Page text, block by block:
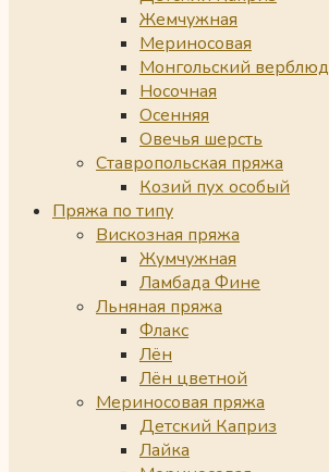
Жемчужная
Мериносовая
Монгольский верблюд
Носочная
Осенняя
Овечья шерсть
Ставропольская пряжа
Козий пух особый
Пряжа по типу
Вискозная пряжа
Жумчужная
Ламбада Фине
Льняная пряжа
Флакс
Лён
Лён цветной
Мериносовая пряжа
Детский Каприз
Лайка